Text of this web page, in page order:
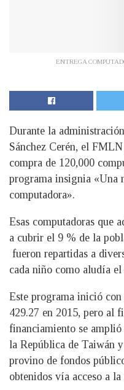
ENTREGA
Durante la
Sánchez Cerén, el
compra de 120,000
programa insignia «Una
computadora».
Esas computadoras que
a cubrir el 9 % de la
fueron repartidas a
cada niño como aludía el
Este programa inició con
429.27 en 2015, pero al
financiamiento se
la República de Taiwán
provino de fondos
obtenidos vía acceso a